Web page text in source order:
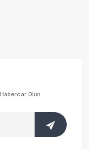
Olun